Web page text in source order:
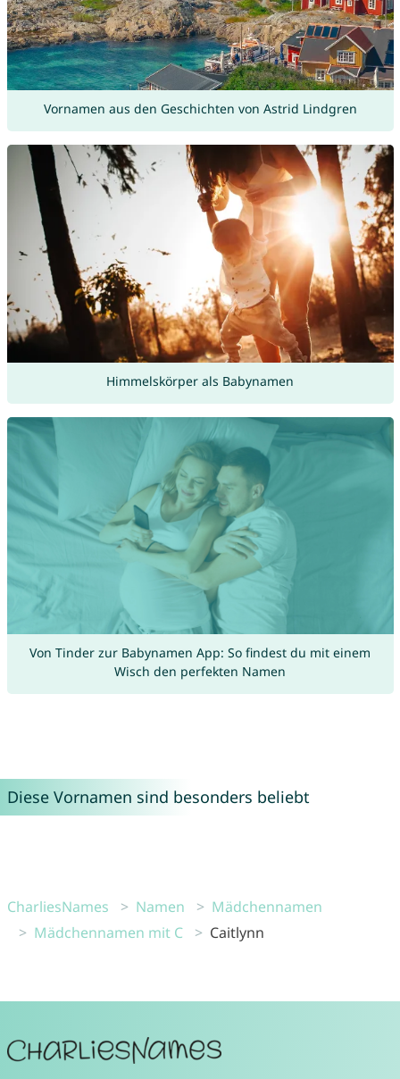
Vornamen aus den Geschichten von Astrid Lindgren
Himmelskörper als Babynamen
Von Tinder zur Babynamen App: So findest du mit einem
Wisch den perfekten Namen
Diese Vornamen sind besonders beliebt
CharliesNames Namen
Mädchennamen
Mädchennamen mit C
Caitlynn